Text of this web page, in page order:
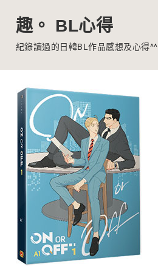
content
趣。 BL心得
紀錄讀過的日韓BL作品感想及心得^^